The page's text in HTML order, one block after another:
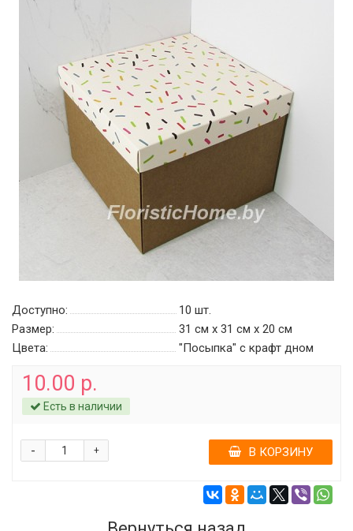
Доступно: 10 шт.
Размер:
31 см х 31 см х 20 см
Цвета:
"Посыпка" c крафт дном
10.00 р.
Есть в наличии
+
- В КОРЗИНУ